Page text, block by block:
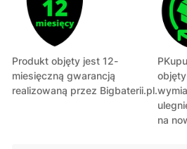
Produkt objęty jest 12-
miesięczną gwarancją
realizowaną przez Bigbaterii.pl.
na